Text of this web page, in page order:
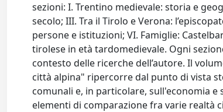
sezioni: I. Trentino medievale: storia e
secolo; III. Tra il Tirolo e Verona:
persone e istituzioni; VI. Famiglie:
tirolese in età tardomedievale. Ogni
contesto delle ricerche dell’autore. Il
città alpina" ripercorre dal punto di vista
comunali e, in particolare, sull'economia
elementi di comparazione fra varie realtà